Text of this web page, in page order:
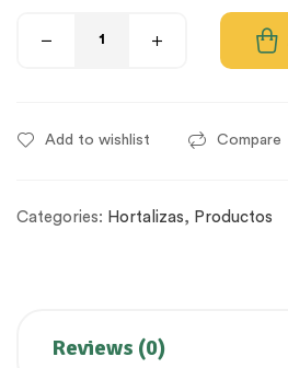
Add to wishlist Compare
Categories: Hortalizas, Productos
Reviews (0)